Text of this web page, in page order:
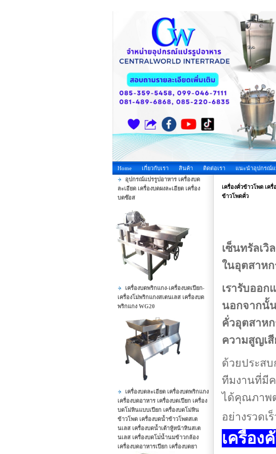
Home เกี่ยวกับเรา สินค้า ติดต่อเรา แนะนำอุปกรณ์แ
อุปกรณ์แปรรูปอาหาร เครื่องบด
ละเอียด เครื่องบดผงละเอียด เครื่อง
บดซ๊อส
เครื่องบดพริกแกง-เครื่องบดเปียก-
เครื่องโม่พริกแกงสเตนเลส เครื่องบด
พริกแกง WG20
เครื่องบดละเอียด เครื่องบดพริกแกง
เครื่องบดอาหาร เครื่องบดเปียก เครื่อง
บดโม่หินแบบเปียก เครื่องบดโม่หิน
ข้าวโพด เครื่องบดน้ำข้าวโพดสเต
นเลส เครื่องบดน้ำเต้าหู้หน้าหินสเต
นเลส เครื่องบดโม่่น้ำนมข้าวกล้อง
เครื่องบดอาหารเปียก เครื่องบดยา
เครื่องคั่วข้าวโพด เค
ข้าวโพดคั่ว
เซ็นทรัลเวิ
ในอุตสาหก
เรารับออก
นอกจากนั้
คั่วอุตสาห
ความสูญเ
ด้วยประสบ
ทีมงานที่มี
ได้คุณภาพ
อย่างรวดเ
เครื่อง